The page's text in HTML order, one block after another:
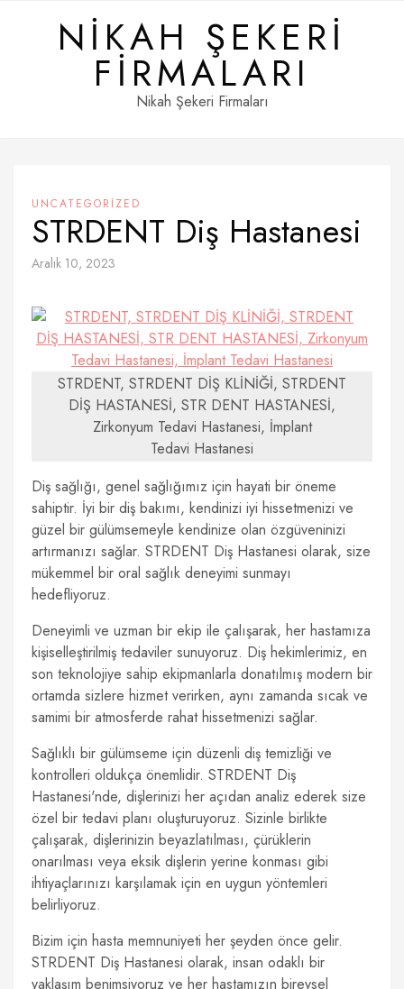
NIKAH ŞEKERI
FIRMALARI
Nikah Şekeri Firmaları
UNCATEGORIZED
STRDENT Diş Hastanesi
Aralık 10, 2023
STRDENT, STRDENT DİŞ KLİNİĞİ, STRDENT
DİŞ HASTANESİ, STR DENT HASTANESİ,
Zirkonyum Tedavi Hastanesi, İmplant
Tedavi Hastanesi
Diş sağlığı, genel sağlığımız için hayati bir öneme
sahiptir. İyi bir diş bakımı, kendinizi iyi hissetmenizi ve
güzel bir gülümsemeyle kendinize olan özgüveninizi
artırmanızı sağlar. STRDENT Diş Hastanesi olarak, size
mükemmel bir oral sağlık deneyimi sunmayı
hedefliyoruz.
Deneyimli ve uzman bir ekip ile çalışarak, her hastamıza
kişiselleştirilmiş tedaviler sunuyoruz. Diş hekimlerimiz, en
son teknolojiye sahip ekipmanlarla donatılmış modern bir
ortamda sizlere hizmet verirken, aynı zamanda sıcak ve
samimi bir atmosferde rahat hissetmenizi sağlar.
Sağlıklı bir gülümseme için düzenli diş temizliği ve
kontrolleri oldukça önemlidir. STRDENT Diş
Hastanesi'nde, dişlerinizi her açıdan analiz ederek size
özel bir tedavi planı oluşturuyoruz. Sizinle birlikte
çalışarak, dişlerinizin beyazlatılması, çürüklerin
onarılması veya eksik dişlerin yerine konması gibi
ihtiyaçlarınızı karşılamak için en uygun yöntemleri
belirliyoruz.
Bizim için hasta memnuniyeti her şeyden önce gelir.
STRDENT Diş Hastanesi olarak, insan odaklı bir
yaklaşım benimsiyoruz ve her hastamızın bireysel